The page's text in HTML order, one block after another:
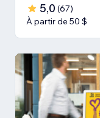
5,0 (67)
À partir de 50 $